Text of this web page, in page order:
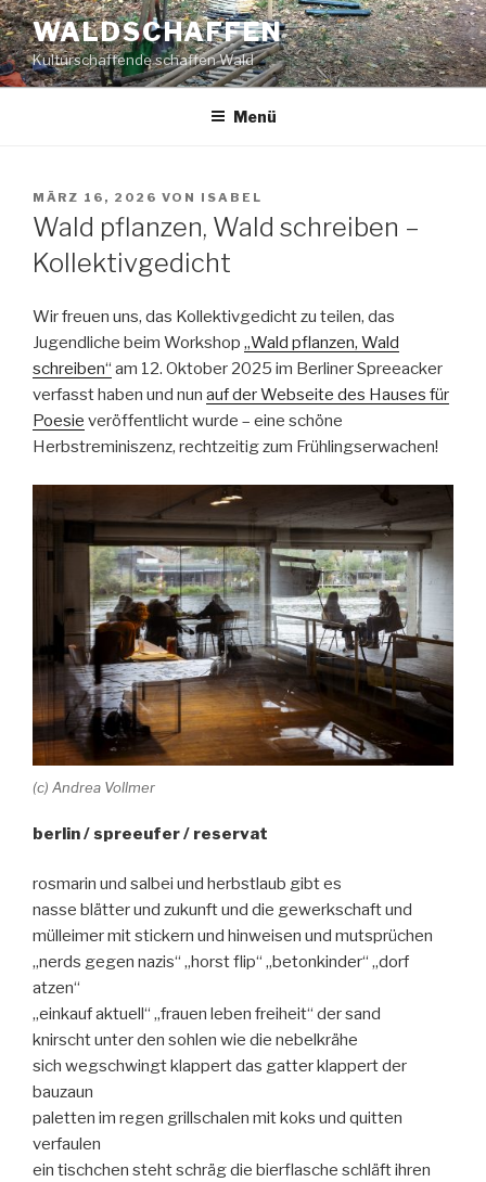
Zum
Inhalt
springen
WALDSCHAFFEN
Kulturschaffende schaffen Wald
Menü
VERÖFFENTLICHT
AM
MÄRZ 16, 2026 VON ISABEL
Wald pflanzen, Wald schreiben –
Kollektivgedicht
Wir freuen uns, das Kollektivgedicht zu teilen, das
Jugendliche beim Workshop „Wald pflanzen, Wald
schreiben“ am 12. Oktober 2025 im Berliner Spreeacker
verfasst haben und nun auf der Webseite des Hauses für
Poesie veröffentlicht wurde – eine schöne
Herbstreminiszenz, rechtzeitig zum Frühlingserwachen!
(c) Andrea Vollmer
berlin / spreeufer / reservat
rosmarin und salbei und herbstlaub gibt es
nasse blätter und zukunft und die gewerkschaft und
mülleimer mit stickern und hinweisen und mutsprüchen
„nerds gegen nazis“ „horst flip“ „betonkinder“ „dorf
atzen“
„einkauf aktuell“ „frauen leben freiheit“ der sand
knirscht unter den sohlen wie die nebelkrähe
sich wegschwingt klappert das gatter klappert der
bauzaun
paletten im regen grillschalen mit koks und quitten
verfaulen
ein tischchen steht schräg die bierflasche schläft ihren